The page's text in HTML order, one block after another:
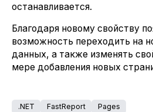
останавливается.
Благодаря новому свойству
возможность переходить на
данных, а также изменять
мере добавления новых
.NET FastReport Pages